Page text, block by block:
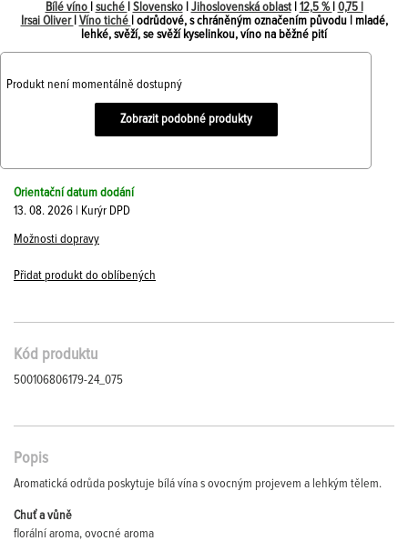
Bílé víno suché Slovensko| Jihoslovenská oblast| 12,5 % 0,75 l
Irsai Oliver Víno tiché
| odrůdové, s chráněným označením původu | mladé,
lehké, svěží, se svěží kyselinkou, víno na běžné pití
Produkt není momentálně dostupný
Zobrazit podobné produkty
Orientační datum dodání
13. 08. 2026 | Kurýr DPD
Možnosti dopravy
Přidat produkt do oblíbených
Kód produktu
500106806179-24_075
Popis
Aromatická odrůda poskytuje bílá vína s ovocným projevem a lehkým tělem.
Chuť a vůně
florální aroma, ovocné aroma